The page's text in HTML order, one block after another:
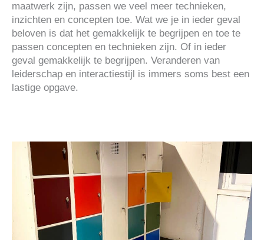
maatwerk zijn, passen we veel meer technieken,
inzichten en concepten toe. Wat we je in ieder geval
beloven is dat het gemakkelijk te begrijpen en toe te
passen concepten en technieken zijn. Of in ieder
geval gemakkelijk te begrijpen. Veranderen van
leiderschap en interactiestijl is immers soms best een
lastige opgave.